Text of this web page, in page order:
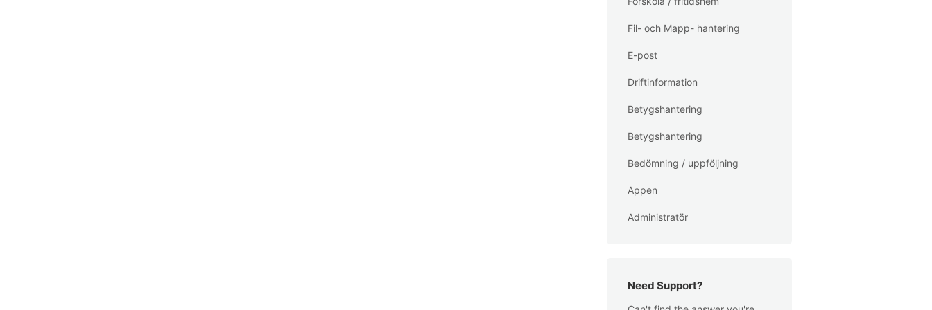
Fil- och Mapp- hantering
E-post
Driftinformation
Betygshantering
Betygshantering
Bedömning / uppföljning
Appen
Administratör
Need Support?